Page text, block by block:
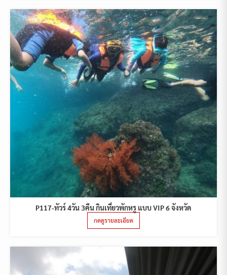
P117-ทัวร์ 4วัน 3คืน กินเที่ยวพักหรู แบบ VIP 6 จังหวัด
กดดูรายละเอียด